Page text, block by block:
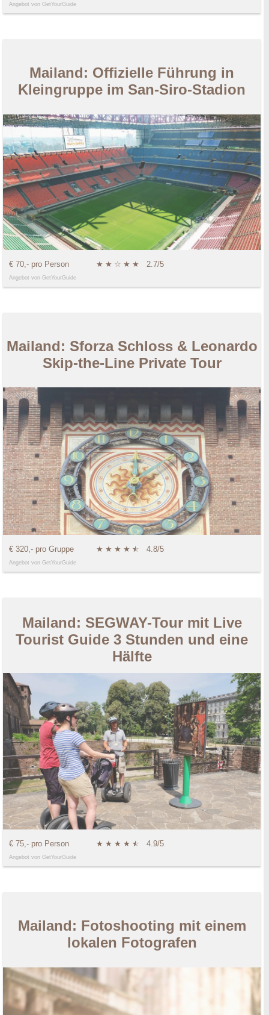
Angebot von GetYourGuide
Mailand: Offizielle Führung in
Kleingruppe im San-Siro-Stadion
€ 70,- pro Person ★ ★ ☆ ★ ★ 2.7/5
Angebot von GetYourGuide
Mailand: Sforza Schloss & Leonardo
Skip-the-Line Private Tour
€ 320,- pro Gruppe ★ ★ ★ ★ ★
☆ 4.8/5
Angebot von GetYourGuide
Mailand: SEGWAY-Tour mit Live
Tourist Guide 3 Stunden und eine
Hälfte
€ 75,- pro Person ★ ★ ★ ★ ★
☆ 4.9/5
Angebot von GetYourGuide
Mailand: Fotoshooting mit einem
lokalen Fotografen